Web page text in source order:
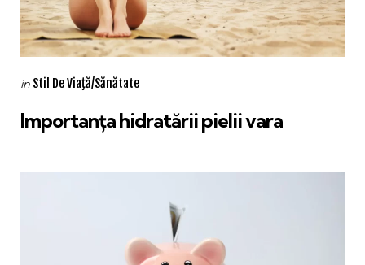
Categories
Posted
in Stil De Viaţă/Sănătate
Importanța hidratării pielii vara